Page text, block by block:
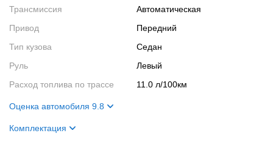
Трансмиссия
Автоматическая
Привод
Передний
Тип кузова
Седан
Руль
Левый
Расход топлива по трассе
11.0 л/100км
Оценка автомобиля 9.8
Внешний вид
Комплектация